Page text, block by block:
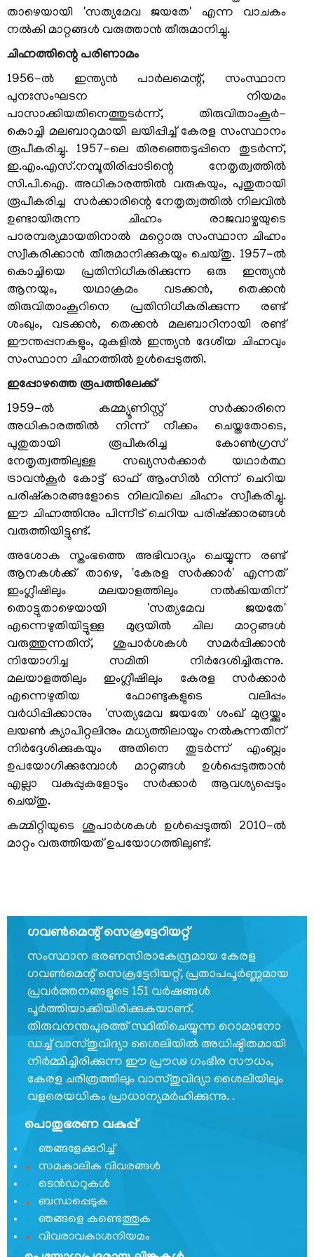
കേരള
സ്വാതന്ത്ര്യ
പെന്‍ഷന്‍
പദ്ധതി
മറ്റ്
സംഘടനകള്‍
റെസിഡന്റ്
കമ്മീഷണറുടെ
ഓഫീസ്,
ന്യൂഡല്‍ഹി
സംസ്ഥാന
വിവരാവകാശ
കമ്മീഷന്‍
സമുന്നതി
വിവരാവകാശ
നിയമം
കേരള
സെക്രട്ടേറിയറ്റ്
ചരിത്രം
സെക്രട്ടേറിയറ്റ്
കെട്ടിടം
സംസ്ഥാന
ചിഹ്നത്തിന്റെ
ചരിത്രം
ടെലിഫോണ്‍
ഡയറക്ടറി
സിറ്റിസൺ
കോർണർ
സര്‍ക്കാര്‍
ഉത്തരവുകള്‍
സര്‍ക്കാര്‍
സര്‍ക്കുലറുകള്‍
സര്‍ക്കാര്‍
കലണ്ടര്‍
മുഖ്യമന്ത്രിക്കുള്ള
സന്ദര്‍ശക
ഗസ്റ്റ്
ഹൗസ്
സ്വാതന്ത്ര്യ
സമര
സേനാനികളുടെ
പട്ടിക
സാക്ഷ്യപ്പെടുത്തല്‍(ഹോം)
ജീവൻ
രക്ഷാ
പദക്
അവാർഡ്
ജേതാക്കൾ
സമാശ്വാസ
തൊഴില്‍ദാന
ടെലിഫോണ്‍
ഡയറക്ടറി
താഴെയായി 'സത്യമേവ ജയതേ' എന്ന വാചകം
നല്‍കി മാറ്റങ്ങള്‍ വരുത്താന്‍ തീരുമാനിച്ചു.
ചിഹ്നത്തിന്റെ പരിണാമം
1956-ല്‍ ഇന്ത്യന്‍ പാര്‍ലമെന്റ്, സംസ്ഥാന
പുനഃസംഘടന നിയമം
പാസാക്കിയതിനെത്തുടര്‍ന്ന്, തിരുവിതാംകൂര്‍-
കൊച്ചി മലബാറുമായി ലയിപ്പിച്ച് കേരള സംസ്ഥാനം
രൂപീകരിച്ചു. 1957-ലെ തിരഞ്ഞെടുപ്പിനെ തുടര്‍ന്ന്,
ഇ.എം.എസ്.നമ്പൂതിരിപ്പാടിന്റെ നേതൃത്വത്തില്‍
സി.പി.ഐ. അധികാരത്തില്‍ വരുകയും, പുതുതായി
രൂപീകരിച്ച സര്‍ക്കാരിന്റെ നേതൃത്വത്തില്‍ നിലവില്‍
ഉണ്ടായിരുന്ന ചിഹ്നം രാജവാഴ്ചയുടെ
പാരമ്പര്യമായതിനാല്‍ മറ്റൊരു സംസ്ഥാന ചിഹ്നം
സ്വീകരിക്കാന്‍ തീരുമാനിക്കുകയും ചെയ്തു. 1957-ല്‍
കൊച്ചിയെ പ്രതിനിധീകരിക്കുന്ന ഒരു ഇന്ത്യന്‍
ആനയും, യഥാക്രമം വടക്കന്‍, തെക്കന്‍
തിരുവിതാംകൂറിനെ പ്രതിനിധീകരിക്കുന്ന രണ്ട്
ശംഖും, വടക്കന്‍, തെക്കന്‍ മലബാറിനായി രണ്ട്
ഈന്തപ്പനകളും, മുകളില്‍ ഇന്ത്യന്‍ ദേശീയ ചിഹ്നവും
സംസ്ഥാന ചിഹ്നത്തില്‍ ഉള്‍പ്പെടുത്തി.
ഇപ്പോഴത്തെ രൂപത്തിലേക്ക്
1959-ല്‍ കമ്മ്യൂണിസ്റ്റ് സര്‍ക്കാരിനെ
അധികാരത്തില്‍ നിന്ന് നീക്കം ചെയ്തതോടെ,
പുതുതായി രൂപീകരിച്ച കോണ്‍ഗ്രസ്
നേതൃത്വത്തിലുള്ള സഖ്യസര്‍ക്കാര്‍ യഥാര്‍ത്ഥ
ട്രാവന്‍കൂര്‍ കോട്ട് ഓഫ് ആംസില്‍ നിന്ന് ചെറിയ
പരിഷ്‌കാരങ്ങളോടെ നിലവിലെ ചിഹ്നം സ്വീകരിച്ചു.
ഈ ചിഹ്നത്തിനും പിന്നീട് ചെറിയ പരിഷ്‌ക്കാരങ്ങള്‍
വരുത്തിയിട്ടുണ്ട്.
അശോക സ്തംഭത്തെ അഭിവാദ്യം ചെയ്യുന്ന രണ്ട്
ആനകള്‍ക്ക് താഴെ, 'കേരള സര്‍ക്കാര്‍' എന്നത്
ഇംഗ്ലീഷിലും മലയാളത്തിലും നല്‍കിയതിന്
തൊട്ടുതാഴെയായി 'സത്യമേവ ജയതേ'
എന്നെഴുതിയിട്ടുള്ള മുദ്രയില്‍ ചില മാറ്റങ്ങള്‍
വരുത്തുന്നതിന്, ശുപാര്‍ശകള്‍ സമര്‍പ്പിക്കാന്‍
നിയോഗിച്ച സമിതി നിര്‍ദേശിച്ചിരുന്നു.
മലയാളത്തിലും ഇംഗ്ലീഷിലും കേരള സര്‍ക്കാര്‍
എന്നെഴുതിയ ഫോണ്ടുകളുടെ വലിപ്പം
വര്‍ധിപ്പിക്കാനും 'സത്യമേവ ജയതേ' ശംഖ് മുദ്രയ്ക്കും
ലയണ്‍ ക്യാപിറ്റലിനും മധ്യത്തിലായും നല്‍കുന്നതിന്
നിര്‍ദ്ദേശിക്കുകയും അതിനെ തുടര്‍ന്ന് എംബ്ലം
ഉപയോഗിക്കുമ്പോള്‍ മാറ്റങ്ങള്‍ ഉള്‍പ്പെടുത്താന്‍
എല്ലാ വകുപ്പുകളോടും സര്‍ക്കാര്‍ ആവശ്യപ്പെടും
ചെയ്തു.
കമ്മിറ്റിയുടെ ശുപാര്‍ശകള്‍ ഉള്‍പ്പെടുത്തി 2010-ല്‍
മാറ്റം വരുത്തിയത് ഉപയോഗത്തിലുണ്ട്.
ഗവണ്‍മെന്റ് സെക്രട്ടേറിയറ്റ്
സംസ്ഥാന ഭരണസിരാകേന്ദ്രമായ കേരള
ഗവണ്‍മെന്റ് സെക്രട്ടേറിയറ്റ്, പ്രതാപപൂര്‍ണ്ണമായ
പ്രവര്‍ത്തനങ്ങളുടെ 151 വര്‍ഷങ്ങള്‍
പൂര്‍ത്തിയാക്കിയിരിക്കുകയാണ്.
തിരുവനന്തപുരത്ത് സ്ഥിതിചെയ്യുന്ന റൊമാനോ
ഡച്ച് വാസ്തുവിദ്യാ ശൈലിയില്‍ അധിഷ്ഠിതമായി
നിര്‍മ്മിച്ചിരിക്കുന്ന ഈ പ്രൗഢ ഗംഭീര സൗധം,
കേരള ചരിത്രത്തിലും വാസ്തുവിദ്യാ ശൈലിയിലും
വളരെയധികം പ്രാധാന്യമര്‍ഹിക്കുന്നു. .
പൊതുഭരണ വകുപ്പ്
ഞങ്ങളേക്കുറിച്ച്
സമകാലിക വിവരങ്ങൾ
ടെൻഡറുകൾ
ബന്ധപ്പെടുക
ഞങ്ങളെ കണ്ടെത്തുക
വിവരാവകാശനിയമം